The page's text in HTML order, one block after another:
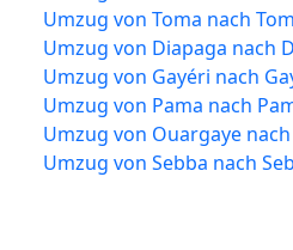
Umzug von Toma nach
Umzug von Diapaga nach
Umzug von Gayéri nach
Umzug von Pama nach
Umzug von Ouargaye
Umzug von Sebba nach